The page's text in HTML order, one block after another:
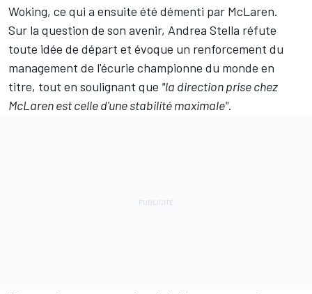
Woking, ce qui a ensuite été démenti par McLaren.
Sur la question de son avenir, Andrea Stella réfute
toute idée de départ et évoque un renforcement du
management de l'écurie championne du monde en
titre, tout en soulignant que "la direction prise chez
McLaren est celle d'une stabilité maximale".